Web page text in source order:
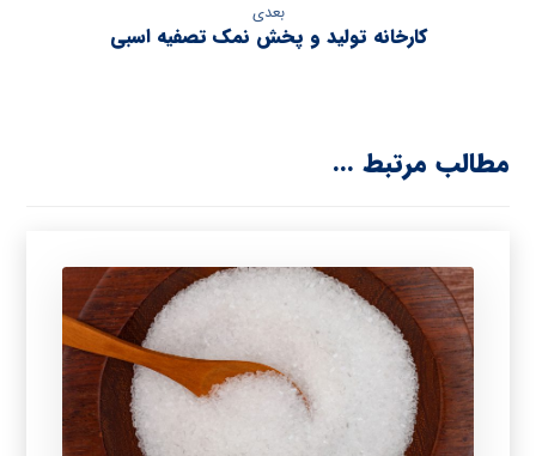
بعدی
کارخانه تولید و پخش نمک تصفیه اسبی
مطالب مرتبط ...